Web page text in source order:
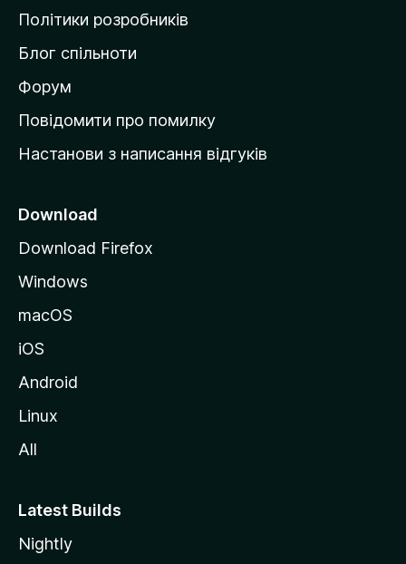
о
і
в
к
M
z
l
l
Політики розробників
Блог спільноти
Форум
Повідомити про помилку
Настанови з написання відгуків
Download
Download Firefox
Windows
macOS
iOS
Android
Linux
All
Latest Builds
Nightly